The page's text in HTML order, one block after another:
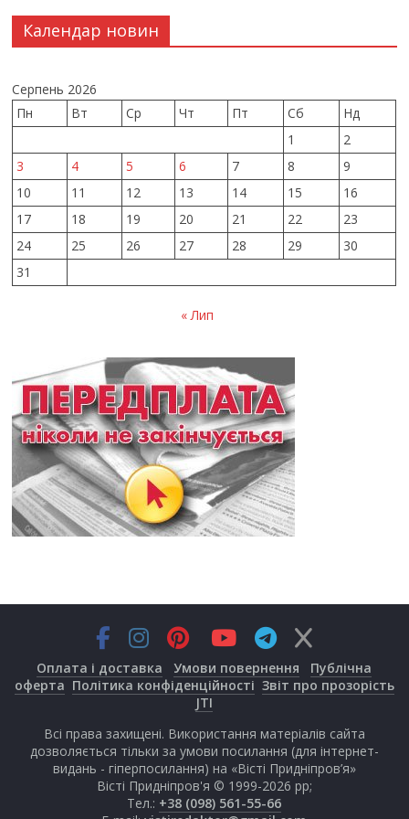
Календар новин
Серпень 2026
Пн
Вт Ср Чт Пт Сб
Нд
1
2
3
4 5 6 7 8
9
10
11 12 13 14 15
16
17
18 19 20 21 22
23
24
25 26 27 28 29
30
31
« Лип
Оплата і доставка Умови повернення
Публічна
оферта Політика конфіденційності Звіт про прозорість
JTI
Всі права захищені. Використання матеріалів сайта
дозволяється тільки за умови посилання (для інтернет-
видань - гіперпосилання) на «Вісті Придніпров’я»
Вісті Придніпров'я © 1999-2026 рр;
Тел.: +38 (098) 561-55-66